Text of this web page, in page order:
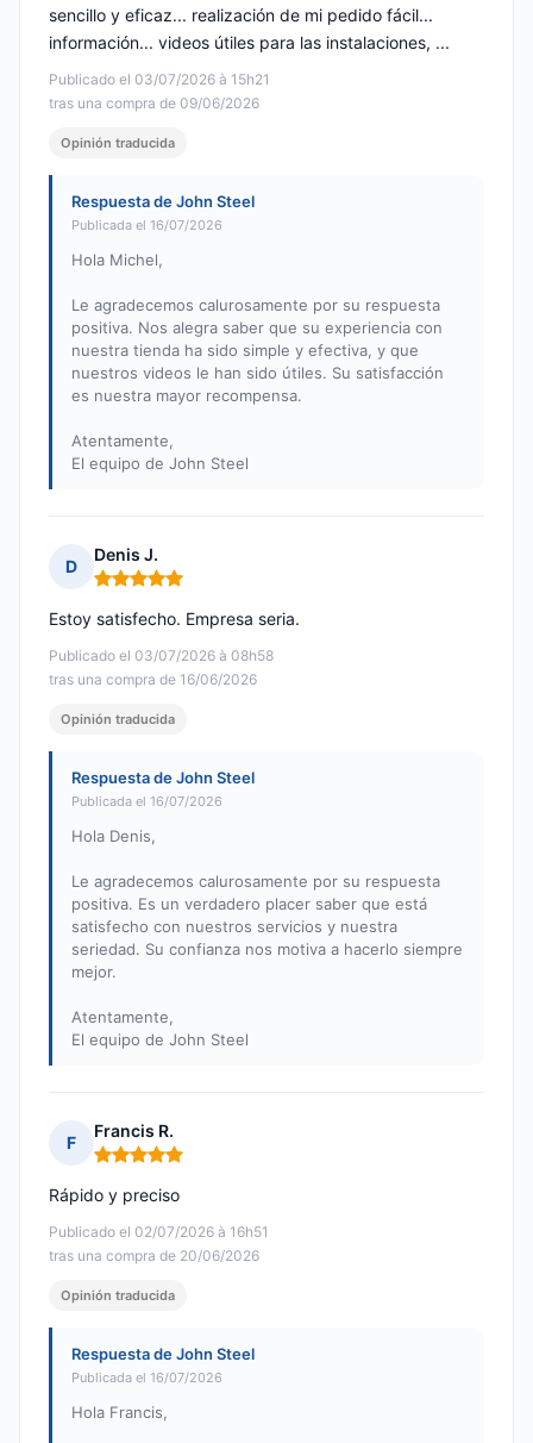
Publicado el 03/07/2026 à 15h21
tras una compra de 09/06/2026
sencillo y eficaz... realización de mi pedido fácil...
información... videos útiles para las instalaciones, ...
Opinión traducida
Respuesta de John Steel
Publicada el 16/07/2026
Hola Michel,
Le agradecemos calurosamente por su respuesta
positiva. Nos alegra saber que su experiencia con
nuestra tienda ha sido simple y efectiva, y que
nuestros videos le han sido útiles. Su satisfacción
es nuestra mayor recompensa.
Atentamente,
El equipo de John Steel
D
Denis J.
Nota: 5 de 5
Publicado el 03/07/2026 à 08h58
tras una compra de 16/06/2026
Estoy satisfecho. Empresa seria.
Opinión traducida
Respuesta de John Steel
Publicada el 16/07/2026
Hola Denis,
Le agradecemos calurosamente por su respuesta
positiva. Es un verdadero placer saber que está
satisfecho con nuestros servicios y nuestra
seriedad. Su confianza nos motiva a hacerlo siempre
mejor.
Atentamente,
El equipo de John Steel
F
Francis R.
Nota: 5 de 5
Publicado el 02/07/2026 à 16h51
tras una compra de 20/06/2026
Rápido y preciso
Opinión traducida
Respuesta de John Steel
Publicada el 16/07/2026
Hola Francis,